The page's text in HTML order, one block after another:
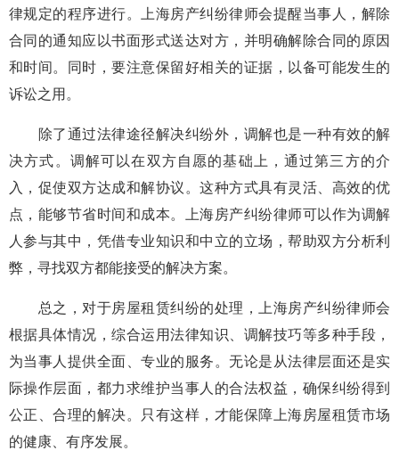
律规定的程序进行。上海房产纠纷律师会提醒当事人，解除
合同的通知应以书面形式送达对方，并明确解除合同的原因
和时间。同时，要注意保留好相关的证据，以备可能发生的
诉讼之用。
除了通过法律途径解决纠纷外，调解也是一种有效的解
决方式。调解可以在双方自愿的基础上，通过第三方的介
入，促使双方达成和解协议。这种方式具有灵活、高效的优
点，能够节省时间和成本。上海房产纠纷律师可以作为调解
人参与其中，凭借专业知识和中立的立场，帮助双方分析利
弊，寻找双方都能接受的解决方案。
总之，对于房屋租赁纠纷的处理，上海房产纠纷律师会
根据具体情况，综合运用法律知识、调解技巧等多种手段，
为当事人提供全面、专业的服务。无论是从法律层面还是实
际操作层面，都力求维护当事人的合法权益，确保纠纷得到
公正、合理的解决。只有这样，才能保障上海房屋租赁市场
的健康、有序发展。